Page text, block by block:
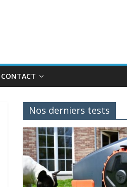
CONTACT
Nos derniers tests